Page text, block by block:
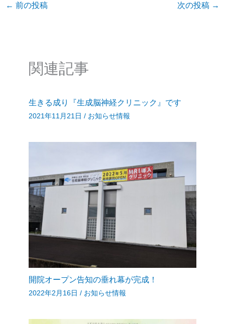
← 前の投稿 次の投稿 →
関連記事
生きる成り『生成脳神経クリニック』です
2021年11月21日 / お知らせ情報
開院オープン告知の垂れ幕が完成！
2022年2月16日 / お知らせ情報